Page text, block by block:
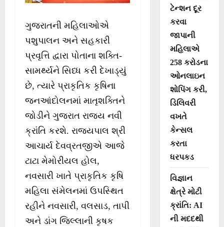
ગુજરાતની મહિલાઓએ
પશુપાલન અને સહકારી
પ્રવૃત્તિ દ્વારા પોતાના શક્તિ-
સામર્થ્યને સિધ્ધ કરી દેખાડ્યું
છે, ત્યારે પ્રાકૃતિક કૃષિના
જનઆંદોલનમાં માતૃશક્તિને
જોડીને ગુજરાત રાજ્ય નવી
ક્રાંતિ કરશે. રાજ્યપાલ શ્રી
આચાર્ય દેવવ્રતજીએ આજે
ટાટા મેમોરીયલ હોલ,
નવસારી ખાતે પ્રાકૃતિક કૃષિ
મહિલા સંમેલનમાં ઉપસ્થિત
રહીને નવસારી, વલસાડ, તાપી
અને ડાંગ જિલ્લાની કૃષક
ટેન્શન દૂર
કરવા
જાપાની
મહિલાએ
258 કરોડના
ઓનલાઇન
શોપિંગ કરી,
ડિલિવરી
વખતે
કેન્સલ
કરતા
ધરપકડ
વિજ્ઞાન
ક્ષેત્રે મોટી
ક્રાંતિ: AI
ની મદદથી